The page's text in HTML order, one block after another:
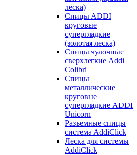
леска)
Спицы ADDI
круговые
супергладкие
(золотая леска)
Спицы чулочные
сверхлегкие Addi
Colibri
Спицы
металлические
круговые
супергладкие ADDI
Unicorn
Разъемные спицы
система AddiClick
Леска для системы
AddiClick